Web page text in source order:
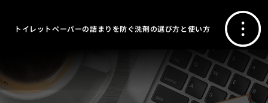
トイレットペーパーの詰まりを防ぐ洗剤の選び方と使い方